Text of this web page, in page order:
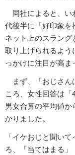
同社によると、い
代後半に「好印象を
ネット上のスラング
取り上げられるよう
っかけに注目が高ま
まず、「おじさん
ころ、女性回答は「
男女合算の平均値か
かりました。
「イケおじと聞い
ろ、「当てはまる